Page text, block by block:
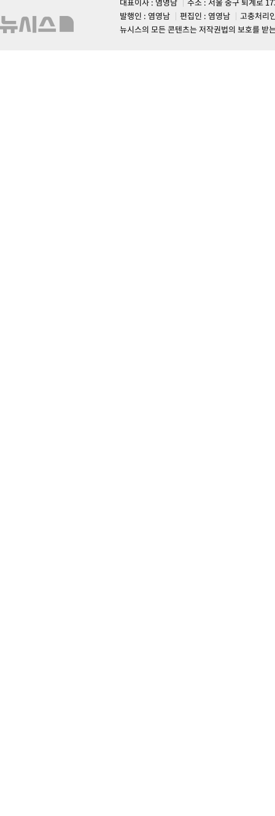
발행인 : 염영남
편집인 : 염영남
고충처리
뉴시스의 모든 콘텐츠는 저작권법의 보호를